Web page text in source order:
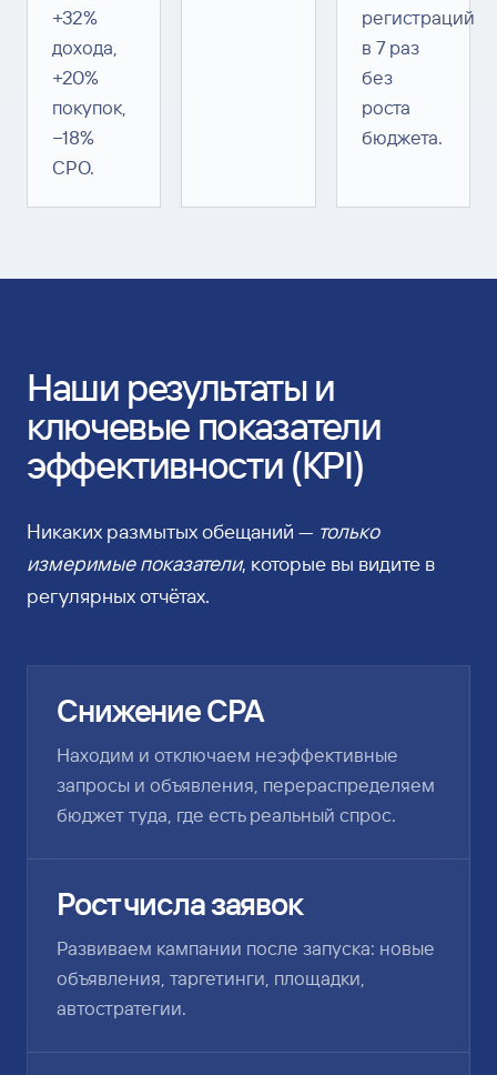
+32%
дохода,
+20%
покупок,
−18%
CPO.
регистраций
в 7 раз
без
роста
бюджета.
Наши результаты и
ключевые показатели
эффективности (KPI)
Никаких размытых обещаний — только
измеримые показатели, которые вы видите в
регулярных отчётах.
Снижение CPA
Находим и отключаем неэффективные
запросы и объявления, перераспределяем
бюджет туда, где есть реальный спрос.
Рост числа заявок
Развиваем кампании после запуска: новые
объявления, таргетинги, площадки,
автостратегии.